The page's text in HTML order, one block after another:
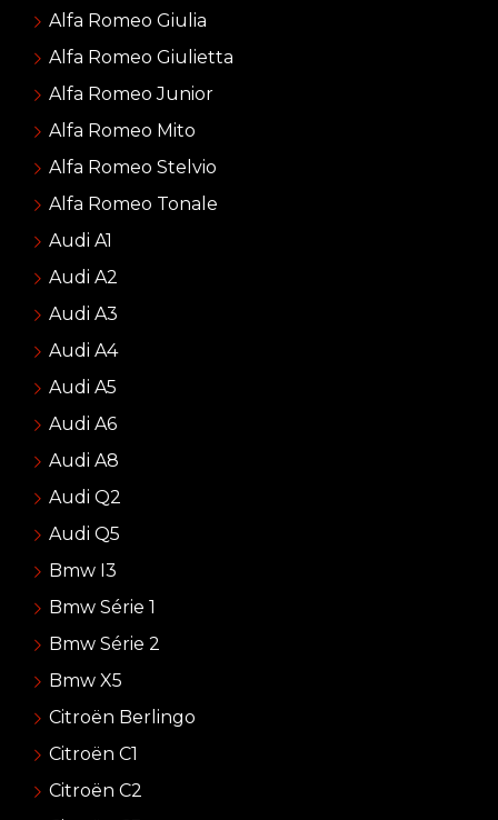
Alfa Romeo Giulia
Alfa Romeo Giulietta
Alfa Romeo Junior
Alfa Romeo Mito
Alfa Romeo Stelvio
Alfa Romeo Tonale
Audi A1
Audi A2
Audi A3
Audi A4
Audi A5
Audi A6
Audi A8
Audi Q2
Audi Q5
Bmw I3
Bmw Série 1
Bmw Série 2
Bmw X5
Citroën Berlingo
Citroën C1
Citroën C2